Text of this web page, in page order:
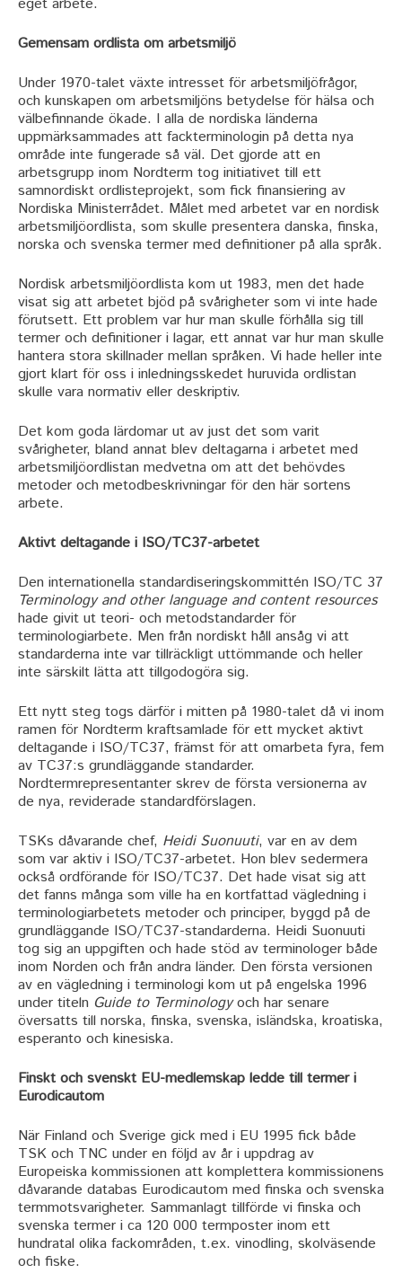
Gemensam ordlista om arbetsmiljö
Under 1970-talet växte intresset för arbetsmiljöfrågor,
och kunskapen om arbetsmiljöns betydelse för hälsa och
välbefinnande ökade. I alla de nordiska länderna
uppmärksammades att fackterminologin på detta nya
område inte fungerade så väl. Det gjorde att en
arbetsgrupp inom Nordterm tog initiativet till ett
samnordiskt ordlisteprojekt, som fick finansiering av
Nordiska Ministerrådet. Målet med arbetet var en nordisk
arbetsmiljöordlista, som skulle presentera danska, finska,
norska och svenska termer med definitioner på alla språk.
Nordisk arbetsmiljöordlista kom ut 1983, men det hade
visat sig att arbetet bjöd på svårigheter som vi inte hade
förutsett. Ett problem var hur man skulle förhålla sig till
termer och definitioner i lagar, ett annat var hur man skulle
hantera stora skillnader mellan språken. Vi hade heller inte
gjort klart för oss i inledningsskedet huruvida ordlistan
skulle vara normativ eller deskriptiv.
Det kom goda lärdomar ut av just det som varit
svårigheter, bland annat blev deltagarna i arbetet med
arbetsmiljöordlistan medvetna om att det behövdes
metoder och metodbeskrivningar för den här sortens
arbete.
Aktivt deltagande i ISO/TC37-arbetet
Den internationella standardiseringskommittén ISO/TC 37
Terminology and other language and content resources
hade givit ut teori- och metodstandarder för
terminologiarbete. Men från nordiskt håll ansåg vi att
standarderna inte var tillräckligt uttömmande och heller
inte särskilt lätta att tillgodogöra sig.
Ett nytt steg togs därför i mitten på 1980-talet då vi inom
ramen för Nordterm kraftsamlade för ett mycket aktivt
deltagande i ISO/TC37, främst för att omarbeta fyra, fem
av TC37:s grundläggande standarder.
Nordtermrepresentanter skrev de första versionerna av
de nya, reviderade standardförslagen.
TSKs dåvarande chef, Heidi Suonuuti, var en av dem
som var aktiv i ISO/TC37-arbetet. Hon blev sedermera
också ordförande för ISO/TC37. Det hade visat sig att
det fanns många som ville ha en kortfattad vägledning i
terminologiarbetets metoder och principer, byggd på de
grundläggande ISO/TC37-standarderna. Heidi Suonuuti
tog sig an uppgiften och hade stöd av terminologer både
inom Norden och från andra länder. Den första versionen
av en vägledning i terminologi kom ut på engelska 1996
under titeln Guide to Terminologyoch har senare
översatts till norska, finska, svenska, isländska, kroatiska,
esperanto och kinesiska.
Finskt och svenskt EU-medlemskap ledde till termer i
Eurodicautom
När Finland och Sverige gick med i EU 1995 fick både
TSK och TNC under en följd av år i uppdrag av
Europeiska kommissionen att komplettera kommissionens
dåvarande databas Eurodicautom med finska och svenska
termmotsvarigheter. Sammanlagt tillförde vi finska och
svenska termer i ca 120 000 termposter inom ett
hundratal olika fackområden, t.ex. vinodling, skolväsende
och fiske.